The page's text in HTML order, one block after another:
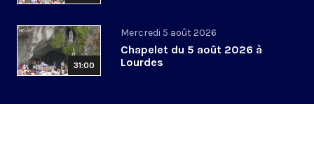
31:00
Mercredi 5 août 2026
Chapelet du 5 août 2026 à
Lourdes